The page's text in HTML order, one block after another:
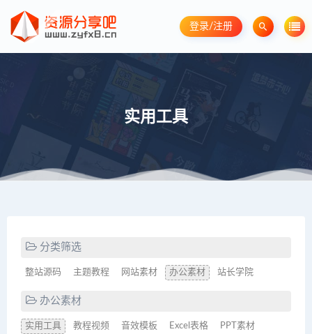
登录/注册
实用工具
分类筛选
整站源码 主题教程 网站素材 办公素材 站长学院
办公素材
实用工具 教程视频 音效模板 Excel表格 PPT素材